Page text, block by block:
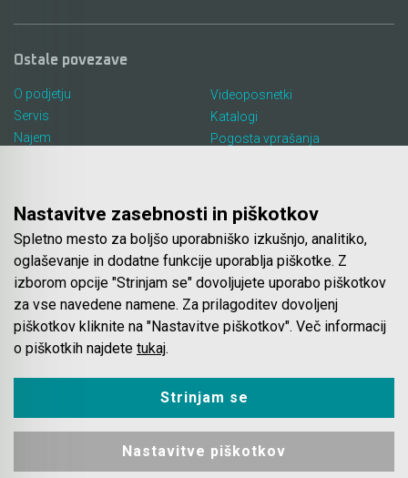
Ostale povezave
O podjetju
Servis
Najem
Videoposnetki
Katalogi
Pogosta vprašanja
Spletna trgovina
Pogoji poslovanja
Plačila
Odstop od nakupa
Dostava
Nastavitve zasebnosti in piškotkov
Spletno mesto za boljšo uporabniško izkušnjo, analitiko,
oglaševanje in dodatne funkcije uporablja piškotke. Z
izborom opcije "Strinjam se" dovoljujete uporabo piškotkov
za vse navedene namene. Za prilagoditev dovoljenj
piškotkov kliknite na "Nastavitve piškotkov". Več informacij
o piškotkih najdete tukaj.
Strinjam se
Nastavitve piškotkov